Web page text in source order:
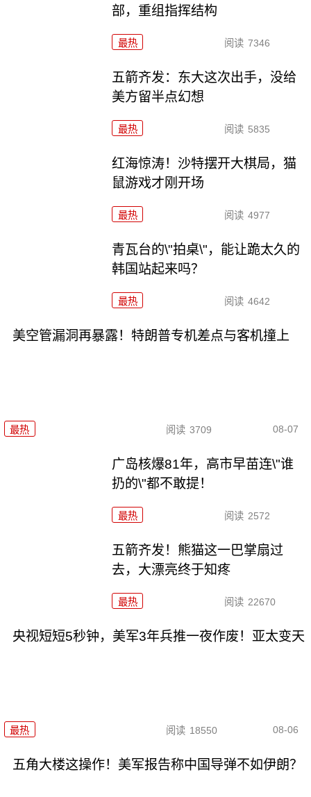
部，重组指挥结构
最热 阅读 7346
五箭齐发：东大这次出手，没给
美方留半点幻想
最热 阅读 5835
红海惊涛！沙特摆开大棋局，猫
鼠游戏才刚开场
最热 阅读 4977
青瓦台的\"拍桌\"，能让跪太久的
韩国站起来吗？
最热 阅读 4642
美空管漏洞再暴露！特朗普专机差点与客机撞上
最热 阅读 3709 08-07
广岛核爆81年，高市早苗连\"谁
扔的\"都不敢提！
最热 阅读 2572
五箭齐发！熊猫这一巴掌扇过
去，大漂亮终于知疼
最热 阅读 22670
央视短短5秒钟，美军3年兵推一夜作废！亚太变天
最热 阅读 18550 08-06
五角大楼这操作！美军报告称中国导弹不如伊朗？